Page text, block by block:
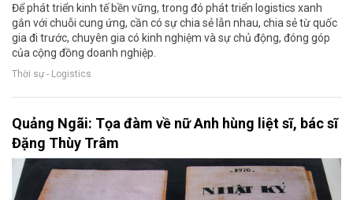
Để phát triển kinh tế bền vững, trong đó phát triển logistics xanh
gắn với chuỗi cung ứng, cần có sự chia sẻ lẫn nhau, chia sẻ từ quốc
gia đi trước, chuyên gia có kinh nghiệm và sự chủ động, đóng góp
của cộng đồng doanh nghiệp.
Thời sự - Logistics
Quảng Ngãi: Tọa đàm về nữ Anh hùng liệt sĩ, bác sĩ
Đặng Thùy Trâm